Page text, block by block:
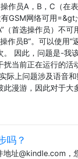
作员A，B，C（在
GSM网络可用
（首选操作员）不
作员B”。可以使用“
因此，问题是-我
当前正在运行的活
际上问题涉及语音
漫游，因此对于大
吗？
址@kindle.com，